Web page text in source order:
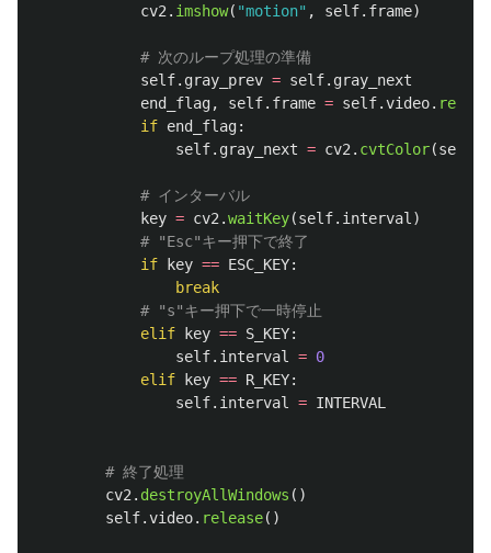
cv2 . imshow( "motion" , self. frame)
self. gray_prev = self. gray_next
end_flag, self. frame = self.video. read
if end_flag:
self. gray_next = cv2 . cvtColor(self
key = cv2 .waitKey(self. interval )
if
key == ESC_KEY:
break
elif
key == S_KEY:
self. interval = 0
elif
key == R_KEY:
self. interval = INTERVAL
cv2 . destroyAllWindows ()
self.video. release()